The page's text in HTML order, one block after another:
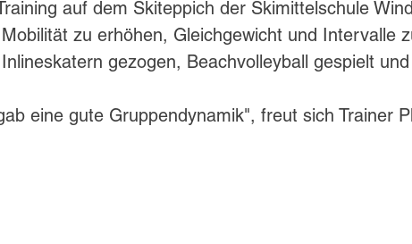
auf dem Skiteppich der Skimittelschule
zu erhöhen, Gleichgewicht und Intervalle
gezogen, Beachvolleyball gespielt
eine gute Gruppendynamik", freut sich Trainer